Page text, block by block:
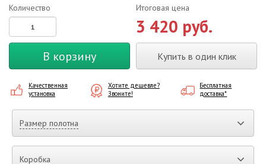
Количество Итоговая цена
3 420 руб.
В корзину Купить в один клик
Качественная
установка
Хотите дешевле?
Звоните!
Бесплатная
доставка*
Размер полотна
Коробка